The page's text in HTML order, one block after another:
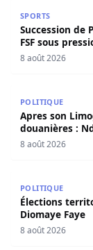
SPORTS
Succession de
FSF sous
8 août 2026
POLITIQUE
Apres son
douanières :
8 août 2026
POLITIQUE
Élections
Diomaye Faye
8 août 2026